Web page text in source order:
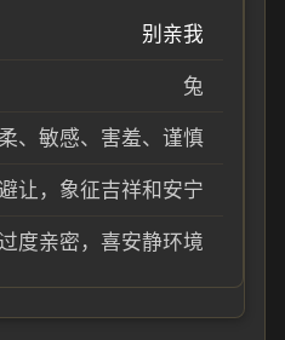
别亲我
兔
、敏感、害羞、谨慎
让，象征吉祥和安宁
度亲密，喜安静环境